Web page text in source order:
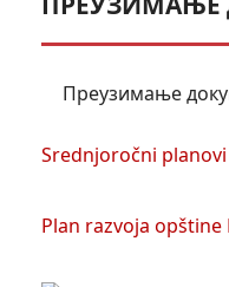
Преузимање
Srednjoročni
Plan razvoja opštine